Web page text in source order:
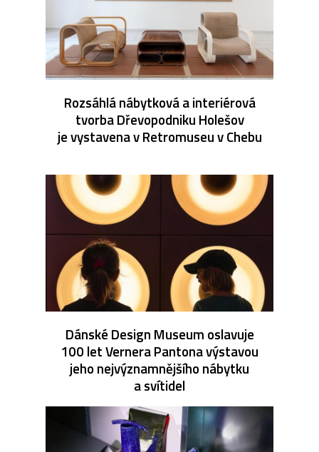
Rozsáhlá nábytková a interiérová
tvorba Dřevopodniku Holešov
je vystavena v Retromuseu v Chebu
Dánské Design Museum oslavuje
100 let Vernera Pantona výstavou
jeho nejvýznamnějšího nábytku
a svítidel